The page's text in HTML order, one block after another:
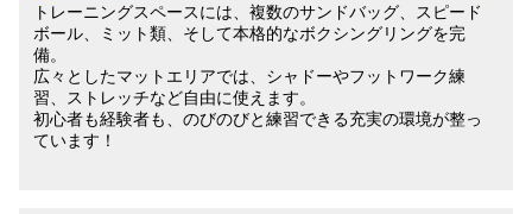
トレーニングスペースには、複数のサンドバッグ、スピード
ボール、ミット類、そして本格的なボクシングリングを完
備。
広々としたマットエリアでは、シャドーやフットワーク練
習、ストレッチなど自由に使えます。
初心者も経験者も、のびのびと練習できる充実の環境が整っ
ています！